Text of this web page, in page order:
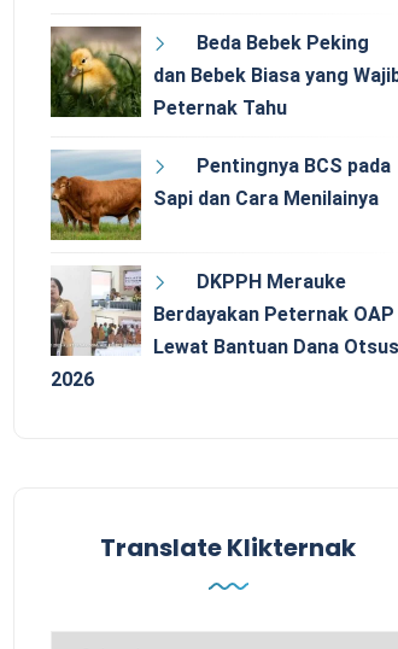
Beda Bebek Peking
dan Bebek Biasa yang
Peternak Tahu
Pentingnya BCS pada
Sapi dan Cara Menilainya
DKPPH Merauke
Berdayakan Peternak OAP
Lewat Bantuan Dana Otsus
2026
Translate Klikternak